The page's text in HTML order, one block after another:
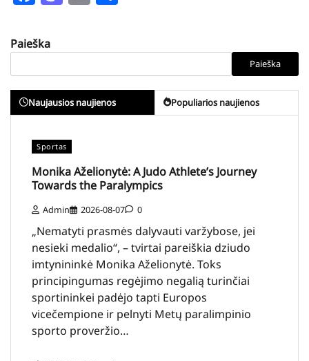
Paieška
Paieška
Naujausios naujienos Populiarios naujienos
Sportas
Monika Aželionytė: A Judo Athlete’s Journey
Towards the Paralympics
Admin 2026-08-07 0
„Nematyti prasmės dalyvauti varžybose, jei
nesieki medalio“, – tvirtai pareiškia dziudo
imtynininkė Monika Aželionytė. Toks
principingumas regėjimo negalią turinčiai
sportininkei padėjo tapti Europos
vicečempione ir pelnyti Metų paralimpinio
sporto proveržio…